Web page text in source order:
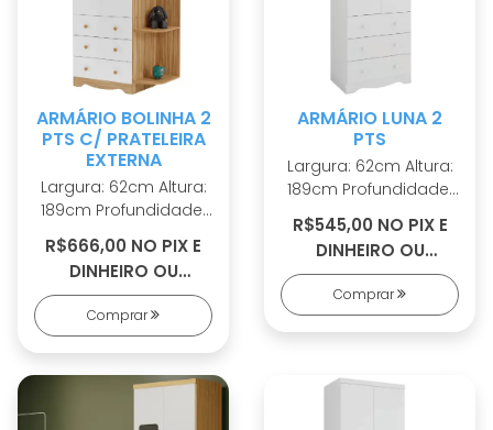
ARMÁRIO BOLINHA 2
PTS C/ PRATELEIRA
EXTERNA
Largura: 62cm Altura:
189cm Profundidade:
42cm 100% MDF
Cabideiro metálico
Puxadores em ABS 2
opções de rodapé
Corrediças
telescópicas Portas
com PETG cristal
Sistema
antitombamento
R$666,00 NO PIX E
DINHEIRO OU
R$726,00 EM 7X S/
JUROS
Comprar
ARMÁRIO LUNA 2
PTS
Largura: 62cm Altura:
189cm Profundidade:
42cm 100% MDF
Cabideiro metálico
Puxadores em ABS 2
opções de rodapé
Corrediças
telescópicas Portas
Sistema
R$545,00 NO PIX E
DINHEIRO OU
R$584,00 EM 5X S/
JUROS
Comprar